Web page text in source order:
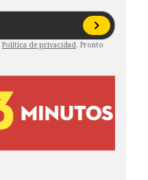
Política de privacidad. Pronto